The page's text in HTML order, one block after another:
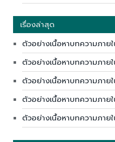
เรื่องล่าสุด
ตัวอย่างเนื้อหาบทความภาย
ตัวอย่างเนื้อหาบทความภาย
ตัวอย่างเนื้อหาบทความภาย
ตัวอย่างเนื้อหาบทความภาย
ตัวอย่างเนื้อหาบทความภาย